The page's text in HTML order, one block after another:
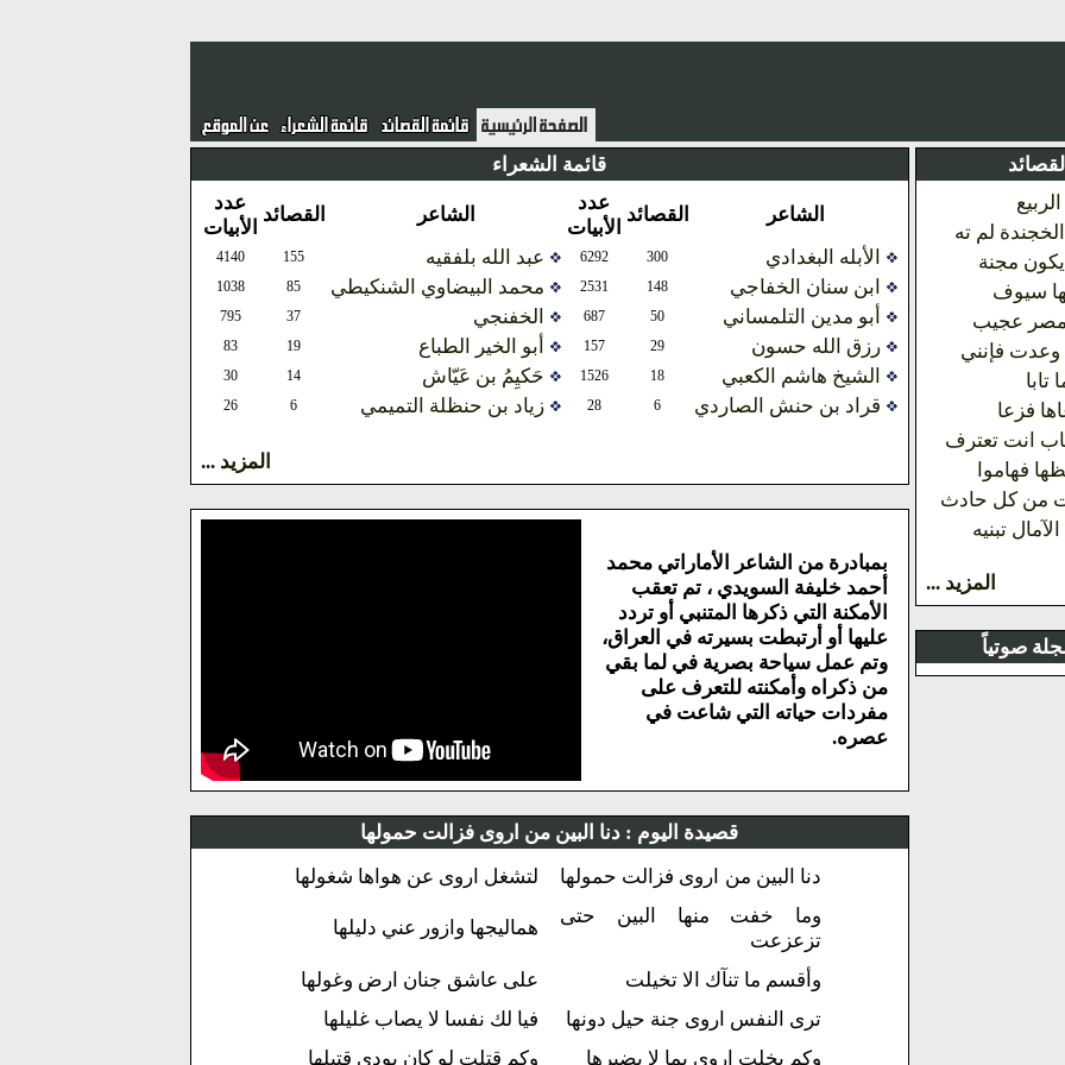
لم ته
مجنة
سيوف
مصر عجيب
وعدت فإنني
فزعا
انت تعترف
فهاموا
من كل حادث
تبنيه
المزيد ...
صوتياً
قائمة الشعراء
الشاعر القصائد
عدد
الأبيات
الشاعر القصائد
عدد
الأبيات
الأبله البغدادي
300
6292 عبد الله بلفقيه 155
4140
ابن سنان الخفاجي 148
2531 محمد البيضاوي الشنكيطي 85
1038
أبو مدين التلمساني 50
687 الخفنجي 37
795
رزق الله حسون 29
157 أبو الخير الطباع 19
83
الشيخ هاشم الكعبي 18
1526 حَكيِمُ بن عَيّاش 14
30
قراد بن حنش الصاردي 6
28 زياد بن حنظلة التميمي 6
26
المزيد ...
بمبادرة من الشاعر الأماراتي محمد
أحمد خليفة السويدي ، تم تعقب
الأمكنة التي ذكرها المتنبي أو تردد
عليها أو أرتبطت بسيرته في العراق،
وتم عمل سياحة بصرية في لما بقي
من ذكراه وأمكنته للتعرف على
مفردات حياته التي شاعت في
عصره.
قصيدة اليوم : دنا البين من اروى فزالت حمولها
دنا البين من اروى فزالت حمولها
لتشغل اروى عن هواها شغولها
وما خفت منها البين حتى
تزعزعت
هماليجها وازور عني دليلها
وأقسم ما تنآك الا تخيلت
على عاشق جنان ارض وغولها
ترى النفس اروى جنة حيل دونها
فيا لك نفسا لا يصاب غليلها
وكم بخلت اروى بما لا يضيرها
وكم قتلت لو كان يودى قتيلها